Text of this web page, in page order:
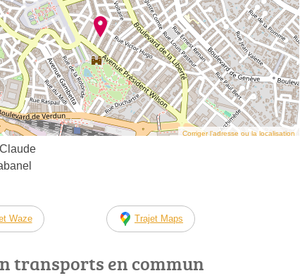
Corriger l’adresse ou la localisation
Waze Trajet Maps
transports en commun